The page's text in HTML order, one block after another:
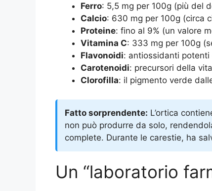
Ferro: 5,5 mg per 100g (più del
Calcio: 630 mg per 100g (circa
Proteine: fino al 9% (un valore
Vitamina C: 333 mg per 100g
Flavonoidi: antiossidanti
Carotenoidi: precursori della
Clorofilla: il pigmento verde
Fatto sorprendente: L’ortica
non può produrre da solo,
complete. Durante le carestie, ha
Un “laboratorio